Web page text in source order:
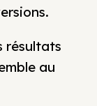
résultats
au